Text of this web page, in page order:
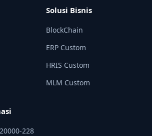
Solusi Bisnis
BlockChain
ERP Custom
HRIS Custom
MLM Custom
228